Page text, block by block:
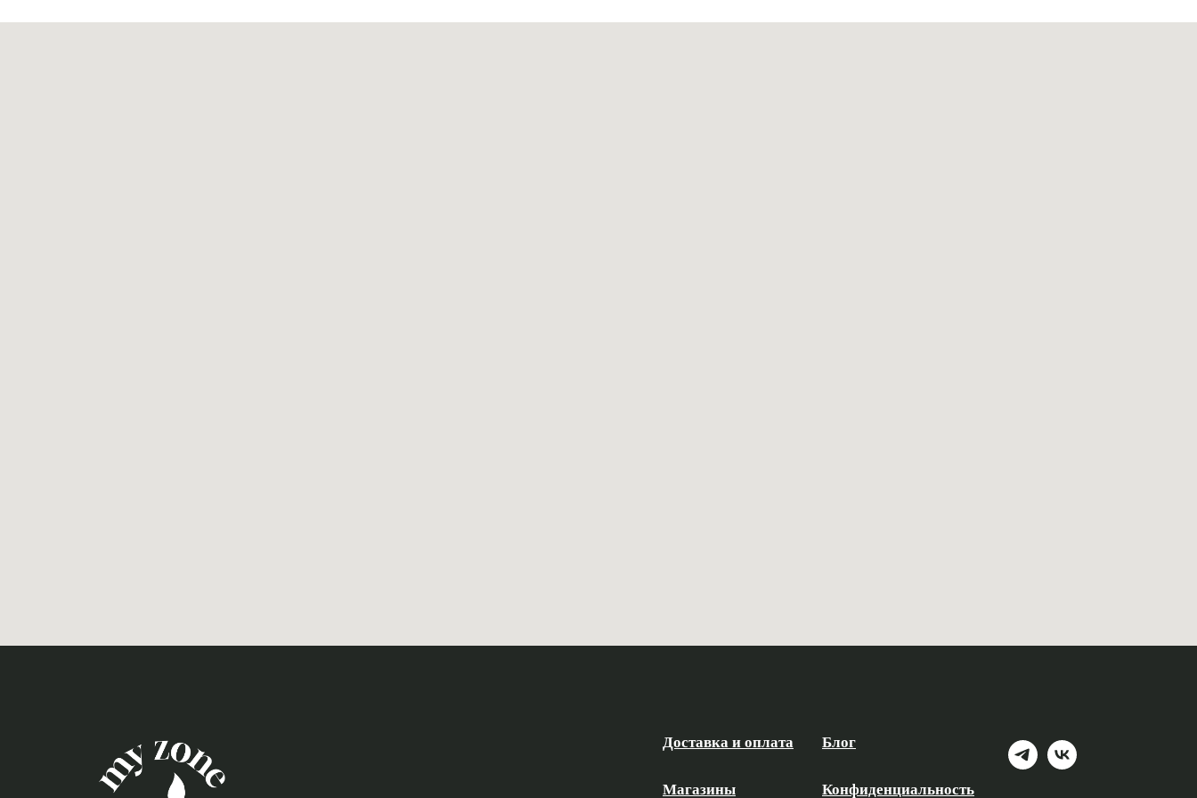
Доставка и оплата
Магазины
Блог
Конфиденциальность